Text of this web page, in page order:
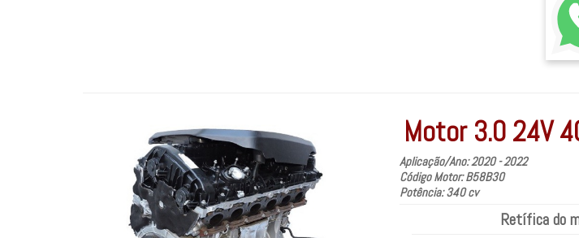
Motor 3.0 24V
Aplicação/Ano: 2020 - 2022
Código Motor: B58B30
Potência: 340 cv
Retífica do